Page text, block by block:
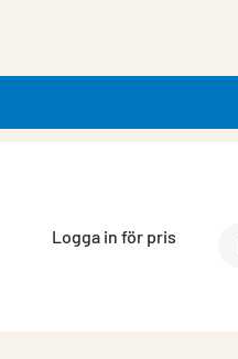
Logga in för pris